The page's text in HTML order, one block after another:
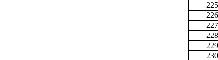
225
226
227
228
229
230